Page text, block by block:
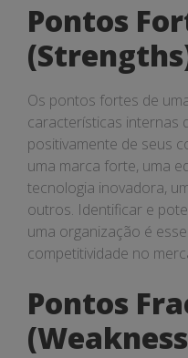
Pontos
Os pontos fortes de
características internas
positivamente de seus
uma marca forte, uma
tecnologia inovadora,
outros. Identificar e
uma organização é
competitividade no
Pontos